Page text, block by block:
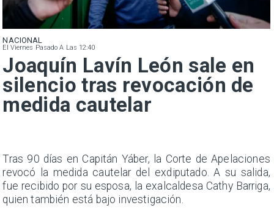
NACIONAL
El Viernes Pasado A Las 12:40
Joaquín Lavín León sale en
silencio tras revocación de
medida cautelar
Tras 90 días en Capitán Yáber, la Corte de Apelaciones
revocó la medida cautelar del exdiputado. A su salida,
fue recibido por su esposa, la exalcaldesa Cathy Barriga,
quien también está bajo investigación.